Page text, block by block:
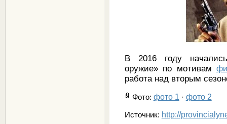
В 2016 году
оружие» по мотивам
работа над вторым
Фото: фото 1 · фото 2
Источник: http://